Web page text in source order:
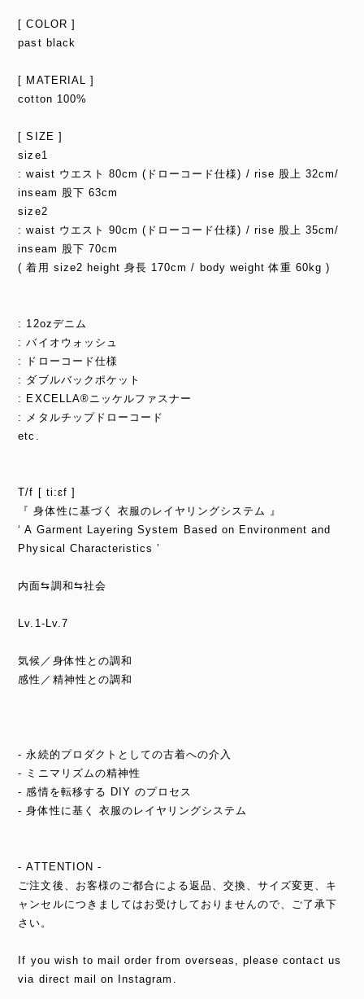
[ COLOR ]
past black
[ MATERIAL ]
cotton 100%
[ SIZE ]
size1
: waist ウエスト 80cm (ドローコード仕様) / rise 股上 32cm/
inseam 股下 63cm
size2
: waist ウエスト 90cm (ドローコード仕様) / rise 股上 35cm/
inseam 股下 70cm
( 着用 size2 height 身長 170cm / body weight 体重 60kg )
: 12ozデニム
: バイオウォッシュ
: ドローコード仕様
: ダブルバックポケット
: EXCELLA®ニッケルファスナー
: メタルチップドローコード
etc.
T/f [ ti:ɛf ]
『 身体性に基づく 衣服のレイヤリングシステム 』
‘ A Garment Layering System Based on Environment and
Physical Characteristics ’
内面⇆調和⇆社会
Lv.1-Lv.7
気候／身体性との調和
感性／精神性との調和
- 永続的プロダクトとしての古着への介入
- ミニマリズムの精神性
- 感情を転移する DIY のプロセス
- 身体性に基く 衣服のレイヤリングシステム
- ATTENTION -
ご注文後、お客様のご都合による返品、交換、サイズ変更、キ
ャンセルにつきましてはお受けしておりませんので、ご了承下
さい。
If you wish to mail order from overseas, please contact us
via direct mail on Instagram.